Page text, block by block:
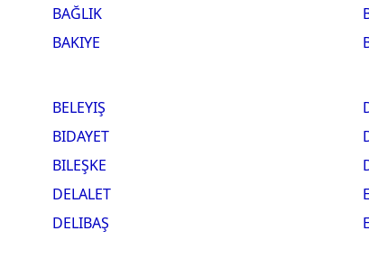
BAĞLIK
BAKIYE
BELEYIŞ
BIDAYET
BILEŞKE
DELALET
DELIBAŞ